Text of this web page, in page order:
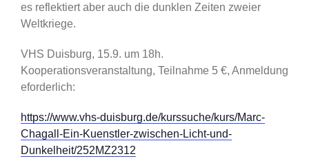
es reflektiert aber auch die dunklen Zeiten zweier
Weltkriege.
VHS Duisburg, 15.9. um 18h.
Kooperationsveranstaltung, Teilnahme 5 €, Anmeldung
eforderlich:
https://www.vhs-duisburg.de/kurssuche/kurs/Marc-
Chagall-Ein-Kuenstler-zwischen-Licht-und-
Dunkelheit/252MZ2312